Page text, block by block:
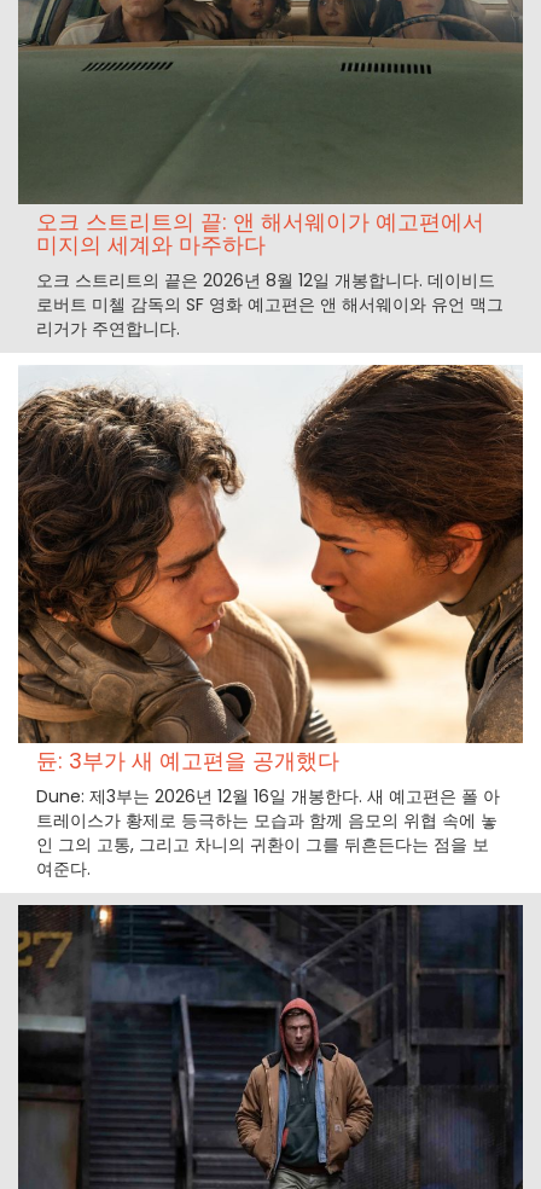
오크 스트리트의 끝: 앤 해서웨이가 예고편에서
미지의 세계와 마주하다
오크 스트리트의 끝은 2026년 8월 12일 개봉합니다. 데이비드
로버트 미첼 감독의 SF 영화 예고편은 앤 해서웨이와 유언 맥그
리거가 주연합니다.
듄: 3부가 새 예고편을 공개했다
Dune: 제3부는 2026년 12월 16일 개봉한다. 새 예고편은 폴 아
트레이스가 황제로 등극하는 모습과 함께 음모의 위협 속에 놓
인 그의 고통, 그리고 차니의 귀환이 그를 뒤흔든다는 점을 보
여준다.